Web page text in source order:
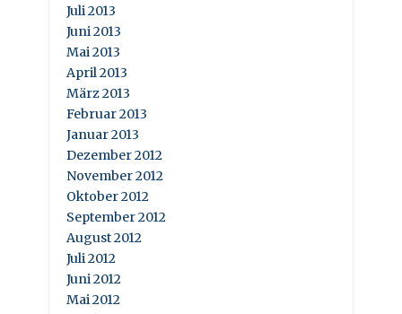
Juli 2013
Juni 2013
Mai 2013
April 2013
März 2013
Februar 2013
Januar 2013
Dezember 2012
November 2012
Oktober 2012
September 2012
August 2012
Juli 2012
Juni 2012
Mai 2012